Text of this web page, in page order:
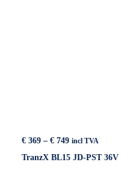
€ 369 – € 749Price
€ 369
incl TVA
TranzX BL15 JD-PST 36V